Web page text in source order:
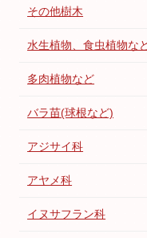
その他樹木
水生植物、食虫植物な
多肉植物など
バラ苗(球根など)
アジサイ科
アヤメ科
イヌサフラン科